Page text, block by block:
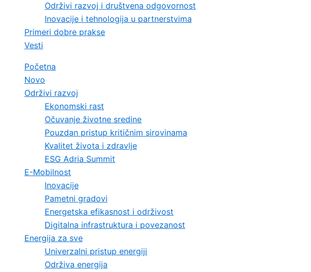
Održivi razvoj i društvena odgovornost
Inovacije i tehnologija u partnerstvima
Primeri dobre prakse
Vesti
Početna
Novo
Održivi razvoj
Ekonomski rast
Očuvanje životne sredine
Pouzdan pristup kritičnim sirovinama
Kvalitet života i zdravlje
ESG Adria Summit
E-Mobilnost
Inovacije
Pametni gradovi
Energetska efikasnost i održivost
Digitalna infrastruktura i povezanost
Energija za sve
Univerzalni pristup energiji
Održiva energija